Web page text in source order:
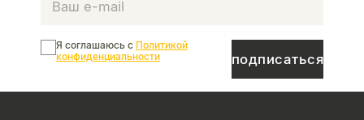
подписаться
Я соглашаюсь с Политикой
конфиденциальности